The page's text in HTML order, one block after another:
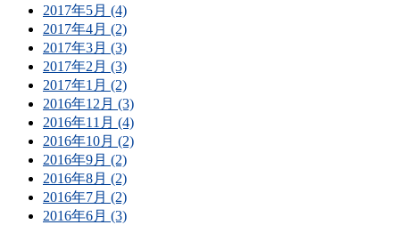
2017年5月 (4)
2017年4月 (2)
2017年3月 (3)
2017年2月 (3)
2017年1月 (2)
2016年12月 (3)
2016年11月 (4)
2016年10月 (2)
2016年9月 (2)
2016年8月 (2)
2016年7月 (2)
2016年6月 (3)